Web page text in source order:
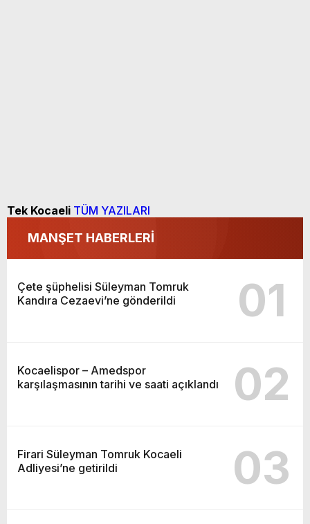
Tek Kocaeli TÜM YAZILARI
MANŞET HABERLERİ
Çete şüphelisi Süleyman Tomruk
Kandıra Cezaevi’ne gönderildi
01
Kocaelispor – Amedspor
karşılaşmasının tarihi ve saati açıklandı
02
Firari Süleyman Tomruk Kocaeli
Adliyesi’ne getirildi
03